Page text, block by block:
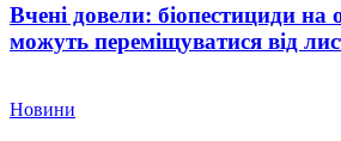
Вчені довели: біопестициди на
можуть переміщуватися від
Новини